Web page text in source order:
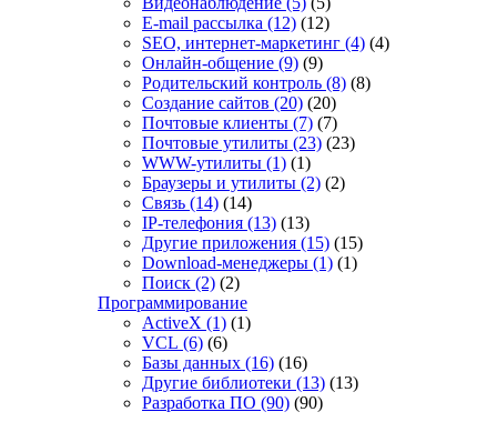
E-mail рассылка (12) (12)
SEO, интернет-маркетинг (4) (4)
Онлайн-общение (9) (9)
Родительский контроль (8) (8)
Создание сайтов (20) (20)
Почтовые клиенты (7) (7)
Почтовые утилиты (23) (23)
WWW-утилиты (1) (1)
Браузеры и утилиты (2) (2)
Связь (14) (14)
IP-телефония (13) (13)
Другие приложения (15) (15)
Download-менеджеры (1) (1)
Поиск (2) (2)
Программирование
ActiveX (1) (1)
VCL (6) (6)
Базы данных (16) (16)
Другие библиотеки (13) (13)
Разработка ПО (90) (90)